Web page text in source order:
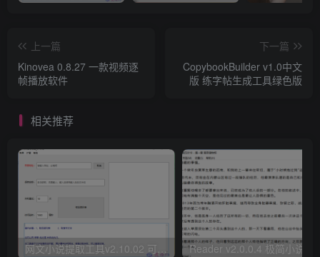
上一篇
Kinovea 0.8.27 一款视频逐
帧播放软件
下一篇
CopybookBuilder v1.0中文
版 练字帖生成工具绿色版
相关推荐